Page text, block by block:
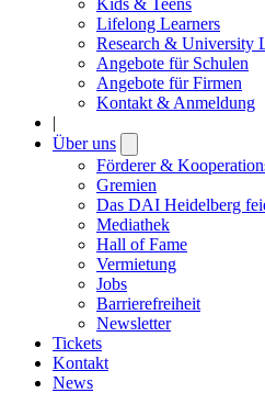
Lifelong Learners
Research & University
Angebote für Schulen
Angebote für Firmen
Kontakt & Anmeldung
|
Über uns
submenu
Förderer &
Gremien
Das DAI Heidelberg
Mediathek
Hall of Fame
Vermietung
Jobs
Barrierefreiheit
Newsletter
Tickets
Kontakt
News